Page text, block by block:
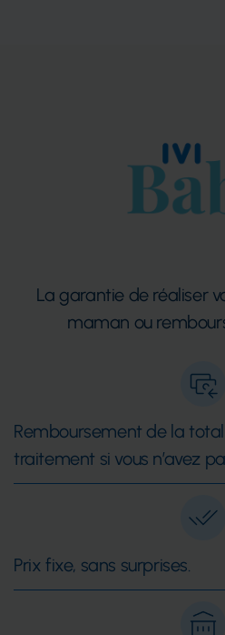
La garantie de réaliser
maman ou
Remboursement de la
traitement si vous n’avez
Prix fixe, sans surprises.